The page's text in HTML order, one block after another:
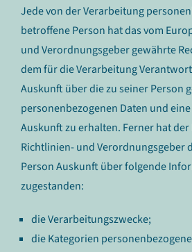
Jede von der Verarbeitung
betroffene Person hat das vom
und Verordnungsgeber gewährte
dem für die Verarbeitung
Auskunft über die zu seiner Person
personenbezogenen Daten und
Auskunft zu erhalten. Ferner hat
Richtlinien- und Verordnungsgeber
Person Auskunft über folgende
zugestanden:
die Verarbeitungszwecke;
die Kategorien